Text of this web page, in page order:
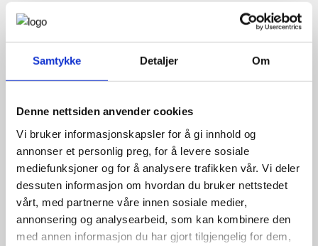
Samtykke Detaljer Om
Denne nettsiden anvender cookies
Vi bruker informasjonskapsler for å gi innhold og
annonser et personlig preg, for å levere sosiale
mediefunksjoner og for å analysere trafikken vår. Vi deler
dessuten informasjon om hvordan du bruker nettstedet
vårt, med partnerne våre innen sosiale medier,
annonsering og analysearbeid, som kan kombinere den
med annen informasjon du har gjort tilgjengelig for dem,